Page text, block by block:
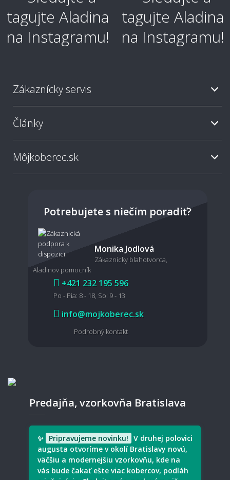
Ako je koberec odolný voči škvrnám?
Aký typ koberca je najjednoduchší na
Dá sa koberec povysávať robotickým
vysávačom?
Je možné koberec čistiť mokrou cestou?
Aký typ koberec je vhodný pre deti?
Zákaznícky servis
Články
Môjkoberec.sk
Potrebujete s niečím poradiť?
Monika Jodlová
Zákaznícky blahotvorca,
Aladinov pomocník
+421 232 195 596
Po - Pia: 8 - 18, So: 9 - 13
info@mojkoberec.sk
Podrobný kontakt
Predajňa, vzorkovňa Bratislava
✨ Pripravujeme novinku! V druhej polovici
augusta otvoríme v okolí Bratislavy novú,
väčšiu a modernejšiu vzorkovňu, kde na
vás bude čakať ešte viac kobercov, podláh